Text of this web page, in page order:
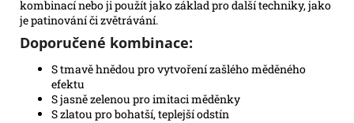
kombinací nebo ji použít jako základ pro další techniky, jako
je patinování či zvětrávání.
Doporučené kombinace:
S tmavě hnědou pro vytvoření zašlého měděného
efektu
S jasně zelenou pro imitaci měděnky
S zlatou pro bohatší, teplejší odstín